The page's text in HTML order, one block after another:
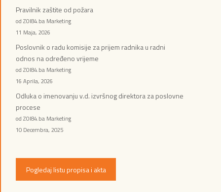
Pravilnik zaštite od požara
od ZOI84.ba Marketing
11 Maja, 2026
Poslovnik o radu komisije za prijem radnika u radni
odnos na određeno vrijeme
od ZOI84.ba Marketing
16 Aprila, 2026
Odluka o imenovanju v.d. izvršnog direktora za poslovne
procese
od ZOI84.ba Marketing
10 Decembra, 2025
Pogledaj listu propisa i akta